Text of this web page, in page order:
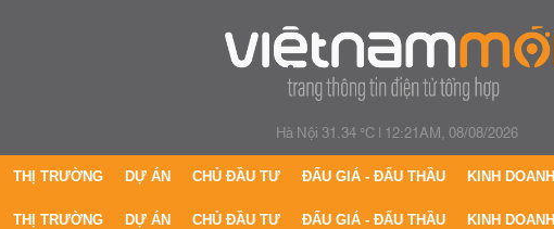
Hà Nội 31.34 °C| 12:21AM, 08/08/2026
THỊ TRƯỜNG DỰ ÁN CHỦ ĐẦU TƯ ĐẤU GIÁ - ĐẤU THẦU KINH DOANH
THỊ TRƯỜNG DỰ ÁN CHỦ ĐẦU TƯ ĐẤU GIÁ - ĐẤU THẦU KINH DOANH